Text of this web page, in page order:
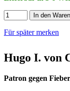
In den
Für später merken
Hugo I. von
Patron gegen Fieber